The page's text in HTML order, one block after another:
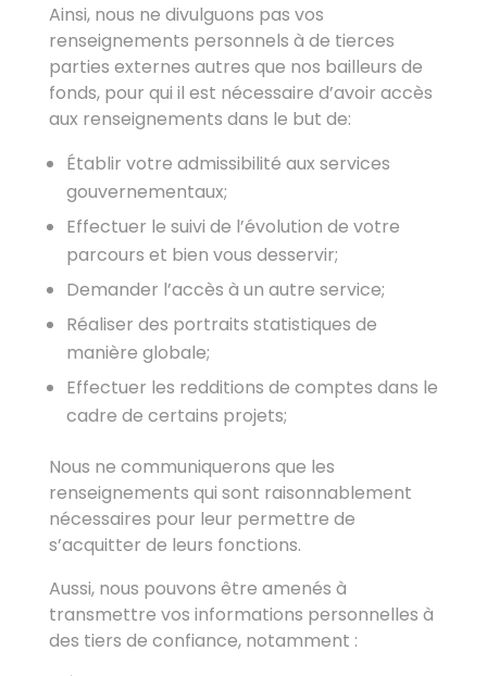
Ainsi, nous ne divulguons pas vos
renseignements personnels à de tierces
parties externes autres que nos bailleurs de
fonds, pour qui il est nécessaire d’avoir accès
aux renseignements dans le but de:
Établir votre admissibilité aux services
gouvernementaux;
Effectuer le suivi de l’évolution de votre
parcours et bien vous desservir;
Demander l’accès à un autre service;
Réaliser des portraits statistiques de
manière globale;
Effectuer les redditions de comptes dans le
cadre de certains projets;
Nous ne communiquerons que les
renseignements qui sont raisonnablement
nécessaires pour leur permettre de
s’acquitter de leurs fonctions.
Aussi, nous pouvons être amenés à
transmettre vos informations personnelles à
des tiers de confiance, notamment :